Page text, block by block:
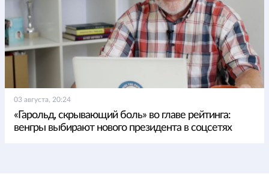
03 августа, 20:24
«Гарольд, скрывающий боль» во главе рейтинга:
венгры выбирают нового президента в соцсетях